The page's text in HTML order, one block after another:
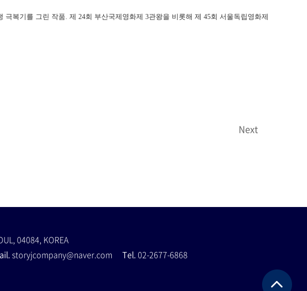
복기를 그린 작품. 제 24회 부산국제영화제 3관왕을 비롯해 제 45회 서울독립영화제
Next
04084, KOREA
storyjcompany@naver.com Tel. 02-2677-6868